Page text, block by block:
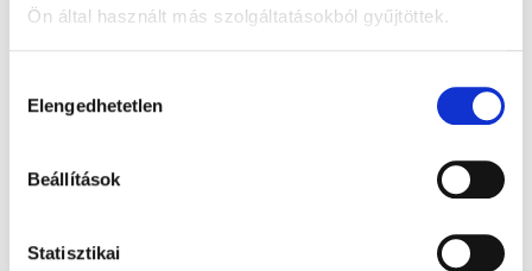
Ön által használt más szolgáltatásokból gyűjtöttek.
kiválasztása
Elengedhetetlen
Beállítások
Statisztikai
Moissanite
gyűrű 0,23ct